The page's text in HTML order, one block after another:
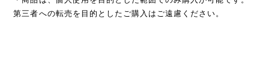
第三者への転売を目的としたご購入はご遠慮ください。